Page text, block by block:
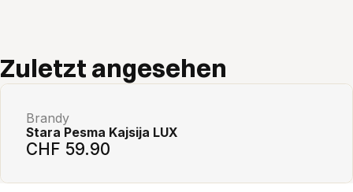
Zuletzt angesehen
Brandy
Stara Pesma Kajsija LUX
CHF 59.90